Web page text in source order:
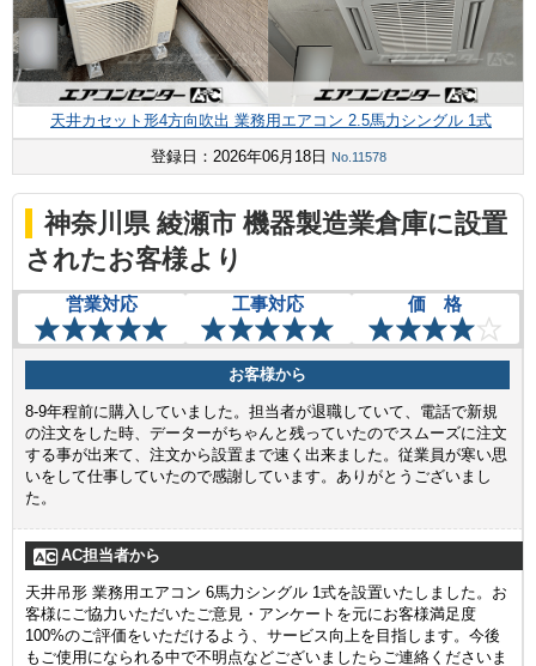
天井カセット形4方向吹出 業務用エアコン 2.5馬力シングル 1式
登録日：2026年06月18日 No.11578
神奈川県 綾瀬市 機器製造業倉庫に設置
されたお客様より
営業対応 工事対応 価 格
お客様から
8-9年程前に購入していました。担当者が退職していて、電話で新規
の注文をした時、データーがちゃんと残っていたのでスムーズに注文
する事が出来て、注文から設置まで速く出来ました。従業員が寒い思
いをして仕事していたので感謝しています。ありがとうございまし
た。
AC担当者から
天井吊形 業務用エアコン 6馬力シングル 1式を設置いたしました。お
客様にご協力いただいたご意見・アンケートを元にお客様満足度
100%のご評価をいただけるよう、サービス向上を目指します。今後
もご使用になられる中で不明点などございましたらご連絡くださいま